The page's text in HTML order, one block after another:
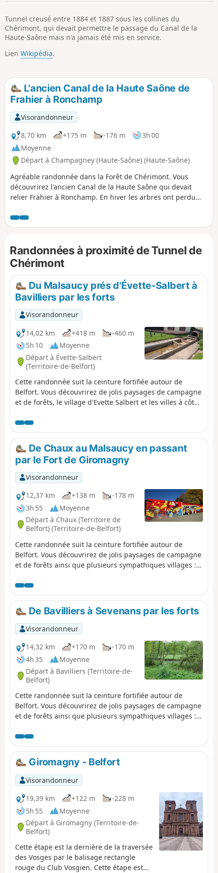
Tunnel creusé entre 1884 et 1887 sous les collines du
Chérimont, qui devait permettre le passage du Canal de la
Haute-Saône mais n'a jamais été mis en service.
Lien Wikipédia.
L'ancien Canal de la Haute Saône de
Frahier à Ronchamp
Visorandonneur
8,70 km
+175 m -176 m
3h 00
Moyenne
Départ à Champagney (Haute-Saône) (Haute-Saône)
Agréable randonnée dans la Forêt de Chérimont. Vous
découvrirez l'ancien Canal de la Haute Saône qui devait
relier Frahier à Ronchamp. En hiver les arbres ont perdu
Majoritairement en sous-bois la température reste fraîche
et agréable en été. Un petit aller et retour permet d'aller
balisée.
Randonnées à proximité de Tunnel de
Chérimont
Du Malsaucy prés d'Évette-Salbert à
Bavilliers par les forts
Visorandonneur
14,02 km
+418 m
-460 m
5h 10
Moyenne
Départ à Évette-Salbert
(Territoire-de-Belfort)
Cette randonnée suit la ceinture fortifiée autour de
Belfort. Vous découvrirez de jolis paysages de campagne
et de forêts, le village d'Evette Salbert et les villes à côté
Fort du Salbert et de l'Ouvrage de la Côte qui faisaient
partie de la ligne de défense de Belfort. Le départ et
l'arrivée sont desservis par bus ou par train.
De Chaux au Malsaucy en passant
par le Fort de Giromagny
Visorandonneur
12,37 km
+138 m
-178 m
3h 55
Moyenne
Départ à Chaux (Territoire de
Belfort) (Territoire-de-Belfort)
Cette randonnée suit la ceinture fortifiée autour de
Belfort. Vous découvrirez de jolis paysages de campagne
et de forêts ainsi que plusieurs sympathiques villages :
passerez à côté du Fort de Giromagny. Il se termine par
un paysage avec de nombreux étangs et la zone
protégée du Malsaucy. Outre une belle vue sur les
Vosges vous pourrez admirer de nombreux oiseaux. Le
départ et l'arrivée sont desservis par bus ou train.
De Bavilliers à Sevenans par les forts
Visorandonneur
14,32 km
+170 m
-170 m
4h 35
Moyenne
Départ à Bavilliers (Territoire-de-
Belfort)
Cette randonnée suit la ceinture fortifiée autour de
Belfort. Vous découvrirez de jolis paysages de campagne
et de forêts ainsi que plusieurs sympathiques villages :
Sevenans. Vous passerez à côté du Fort du Bois d'Oye.
Vous pourrez admirer la Coulée Verte et le canal de
Haute-Saône. À côté de Bermont, vous aurez un superbe
point de vue à 360° sur les Vosges et le Jura. Le départ et
l'arrivée sont desservis par bus.
Giromagny - Belfort
Visorandonneur
19,39 km
+122 m
-228 m
5h 55
Moyenne
Départ à Giromagny (Territoire-de-
Belfort)
Cette étape est la dernière de la traversée
des Vosges par le balisage rectangle
rouge du Club Vosgien. Cette étape est